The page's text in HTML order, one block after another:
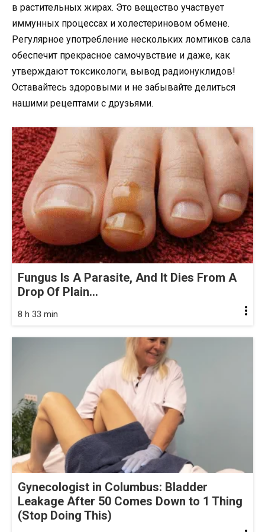
в растительных жирах. Это вещество участвует
иммунных процессах и холестериновом обмене.
Регулярное употребление нескольких ломтиков сала
обеспечит прекрасное самочувствие и даже, как
утверждают токсикологи, вывод радионуклидов!
Оставайтесь здоровыми и не забывайте делиться
нашими рецептами с друзьями.
Fungus Is A Parasite, And It Dies From A
Drop Of Plain...
8 h 33 min
Gynecologist in Columbus: Bladder
Leakage After 50 Comes Down to 1 Thing
(Stop Doing This)